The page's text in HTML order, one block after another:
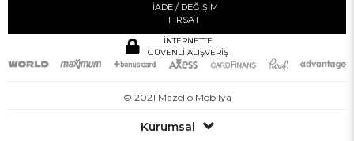
İADE / DEĞİŞİM
FIRSATI
İNTERNETTE
GÜVENLİ ALIŞVERİŞ
© 2021 Mazello Mobilya
Kurumsal